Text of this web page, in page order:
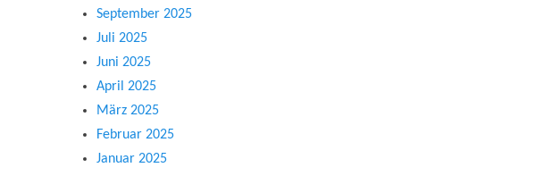
September 2025
Juli 2025
Juni 2025
April 2025
März 2025
Februar 2025
Januar 2025